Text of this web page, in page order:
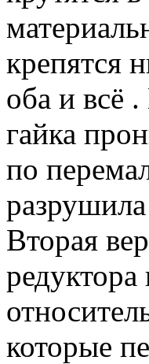
крепятся
оба и всё
гайка
по
Вторая
редуктора
которые